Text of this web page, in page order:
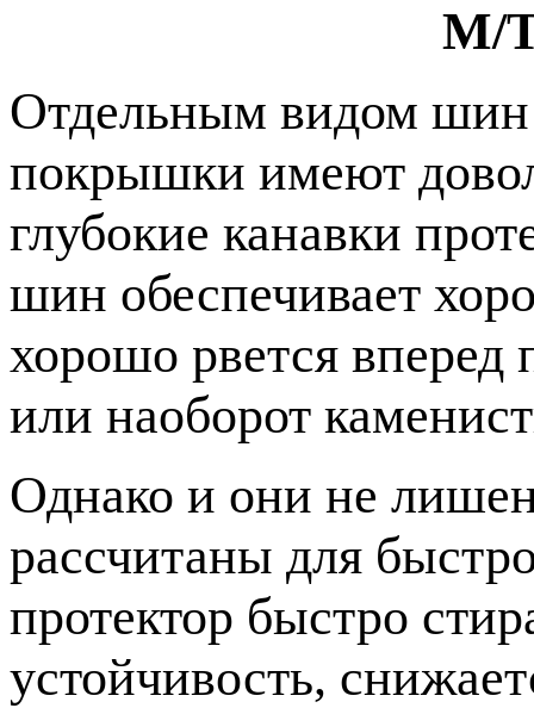
M/
Отдельным видом шин
покрышки имеют
глубокие канавки
шин обеспечивает
хорошо рвется
или наоборот
Однако и они не
рассчитаны для
протектор быстро
устойчивость,